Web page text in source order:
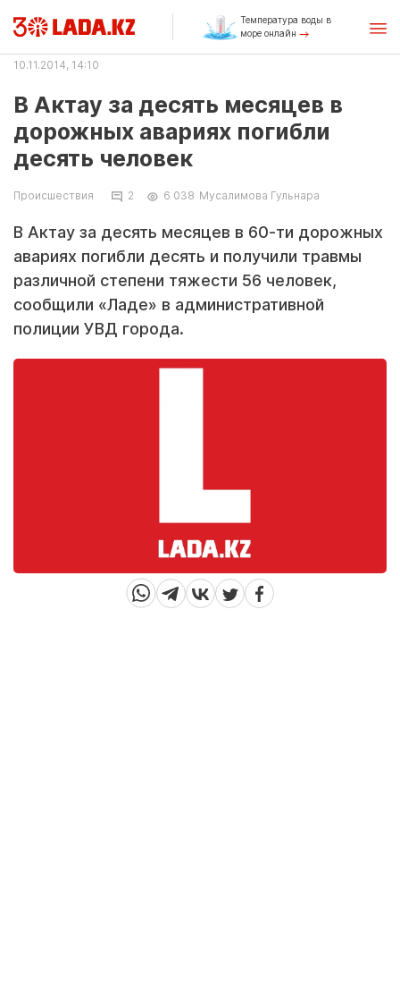
Температура воды в
море онлайн
10.11.2014, 14:10
В Актау за десять месяцев в
дорожных авариях погибли
десять человек
Происшествия 2 6 038 Мусалимова Гульнара
В Актау за десять месяцев в 60-ти дорожных
авариях погибли десять и получили травмы
различной степени тяжести 56 человек,
сообщили «Ладе» в административной
полиции УВД города.